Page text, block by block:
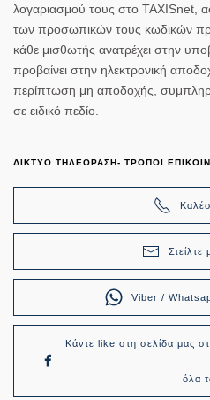
λογαριασμού τους στο TAXISnet,
των προσωπικών τους κωδικών
κάθε μισθωτής ανατρέχει στην
προβαίνει στην ηλεκτρονική
περίπτωση μη αποδοχής,
σε ειδικό πεδίο.
ΔΙΚΤΥΟ ΤΗΛΕΟΡΑΣΗ- ΤΡΟΠΟΙ
Στείλτε
Viber /
Κάντε like στη σελίδα μας
όλα